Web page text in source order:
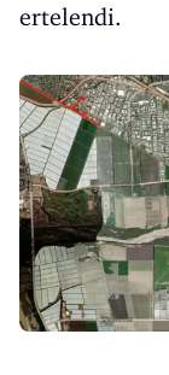
ertelendi.